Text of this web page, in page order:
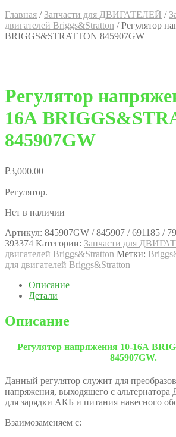
Главная / Запчасти для ДВИГАТЕЛЕЙ /
двигателей Briggs&Stratton /Регулятор
BRIGGS&STRATTON 845907GW
Регулятор
16А
845907GW
₽3,000.00
Регулятор.
Нет в наличии
Артикул: 845907GW / 845907 / 691185 /
393374 Категории: Запчасти для
двигателей Briggs&Stratton Метки:
для двигателей Briggs&Stratton
Описание
Детали
Описание
Регулятор напряжения 10-16А
845907GW.
Данный регулятор служит для
напряжения, выходящего с
для зарядки АКБ и питания навесного
Взаимозаменяем с: